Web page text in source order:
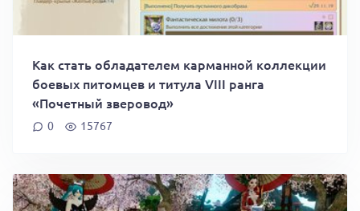
Как стать обладателем карманной коллекции
боевых питомцев и титула VIII ранга
«Почетный зверовод»
0 15767